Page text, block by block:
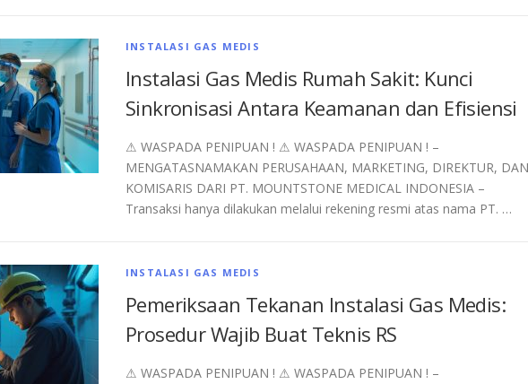
INSTALASI GAS MEDIS
Instalasi Gas Medis Rumah Sakit: Kunci
Sinkronisasi Antara Keamanan dan Efisiensi
⚠︎ WASPADA PENIPUAN ! ⚠︎ WASPADA PENIPUAN ! –
MENGATASNAMAKAN PERUSAHAAN, MARKETING, DIREKTUR, DAN
KOMISARIS DARI PT. MOUNTSTONE MEDICAL INDONESIA –
Transaksi hanya dilakukan melalui rekening resmi atas nama PT. …
INSTALASI GAS MEDIS
Pemeriksaan Tekanan Instalasi Gas Medis:
Prosedur Wajib Buat Teknis RS
⚠︎ WASPADA PENIPUAN ! ⚠︎ WASPADA PENIPUAN ! –